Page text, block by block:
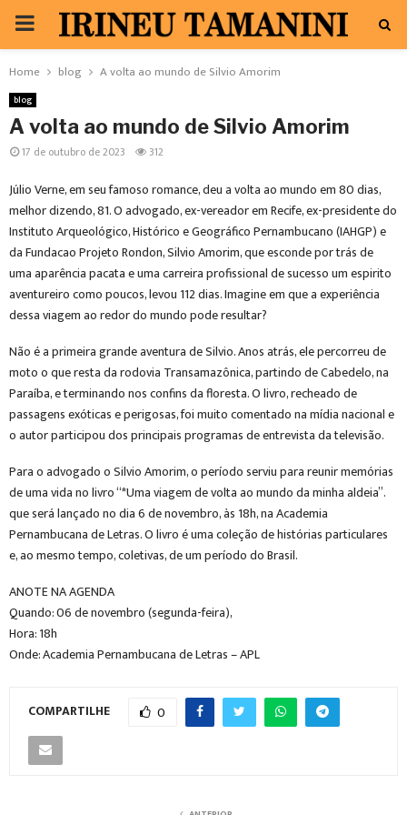
PRIMARY
MENU
Home blog A volta ao mundo de Silvio Amorim
blog
A volta ao mundo de Silvio Amorim
17 de outubro de 2023 312
Júlio Verne, em seu famoso romance, deu a volta ao mundo em 80 dias,
melhor dizendo, 81. O advogado, ex-vereador em Recife, ex-presidente do
Instituto Arqueológico, Histórico e Geográfico Pernambucano (IAHGP) e
da Fundacao Projeto Rondon, Silvio Amorim, que esconde por trás de
uma aparência pacata e uma carreira profissional de sucesso um espirito
aventureiro como poucos, levou 112 dias. Imagine em que a experiência
dessa viagem ao redor do mundo pode resultar?
Não é a primeira grande aventura de Silvio. Anos atrás, ele percorreu de
moto o que resta da rodovia Transamazônica, partindo de Cabedelo, na
Paraíba, e terminando nos confins da floresta. O livro, recheado de
passagens exóticas e perigosas, foi muito comentado na mídia nacional e
o autor participou dos principais programas de entrevista da televisão.
Para o advogado o Silvio Amorim, o período serviu para reunir memórias
de uma vida no livro “*Uma viagem de volta ao mundo da minha aldeia”.
que será lançado no dia 6 de novembro, às 18h, na Academia
Pernambucana de Letras. O livro é uma coleção de histórias particulares
e, ao mesmo tempo, coletivas, de um período do Brasil.
ANOTE NA AGENDA
Quando: 06 de novembro (segunda-feira),
Hora: 18h
Onde: Academia Pernambucana de Letras – APL
COMPARTILHE 0